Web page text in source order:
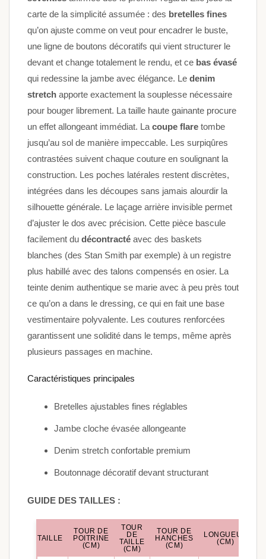
carte de la simplicité assumée : des bretelles fines
qu’on ajuste comme on veut pour encadrer le buste,
une ligne de boutons décoratifs qui vient structurer le
devant et change totalement le rendu, et ce bas évasé
qui redessine la jambe avec élégance. Le denim
stretch apporte exactement la souplesse nécessaire
pour bouger librement. La taille haute gainante procure
un effet allongeant immédiat. La coupe flare tombe
jusqu’au sol de manière impeccable. Les surpiqûres
contrastées suivent chaque couture en soulignant la
construction. Les poches latérales restent discrètes,
intégrées dans les découpes sans jamais alourdir la
silhouette générale. Le laçage arrière invisible permet
d’ajuster le dos avec précision. Cette pièce bascule
facilement du décontracté avec des baskets
blanches (des Stan Smith par exemple) à un registre
plus habillé avec des talons compensés en osier. La
teinte denim authentique se marie avec à peu près tout
ce qu’on a dans le dressing, ce qui en fait une base
vestimentaire polyvalente. Les coutures renforcées
garantissent une solidité dans le temps, même après
plusieurs passages en machine.
Caractéristiques principales
Bretelles ajustables fines réglables
Jambe cloche évasée allongeante
Denim stretch confortable premium
Boutonnage décoratif devant structurant
GUIDE DES TAILLES :
TAILLE
TOUR DE
POITRINE
(CM)
TOUR
DE
TAILLE
(CM)
TOUR DE
HANCHES
(CM)
LONGUEUR
(CM)